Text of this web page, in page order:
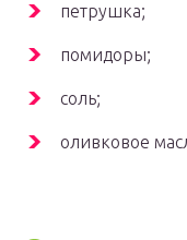
петрушка;
помидоры;
соль;
оливковое